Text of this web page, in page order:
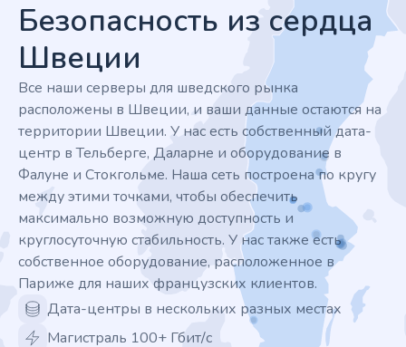
Безопасность из сердца
Швеции
Все наши серверы для шведского рынка
расположены в Швеции, и ваши данные остаются на
территории Швеции. У нас есть собственный дата-
центр в Тельберге, Даларне и оборудование в
Фалуне и Стокгольме. Наша сеть построена по кругу
между этими точками, чтобы обеспечить
максимально возможную доступность и
круглосуточную стабильность. У нас также есть
собственное оборудование, расположенное в
Париже для наших французских клиентов.
Дата-центры в нескольких разных местах
Магистраль 100+ Гбит/с